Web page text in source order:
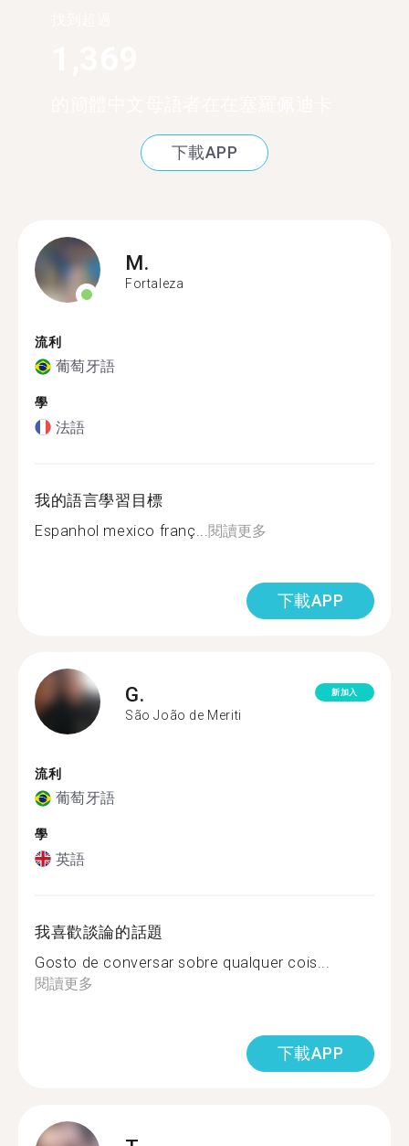
下載APP
M.
Fortaleza
流利
葡萄牙語
學
法語
我的語言學習目標
Espanhol mexico franç... 閱讀更多
下載APP
G.
São João de Meriti
新加入
流利
葡萄牙語
學
英語
我喜歡談論的話題
Gosto de conversar sobre qualquer cois...
閱讀更多
下載APP